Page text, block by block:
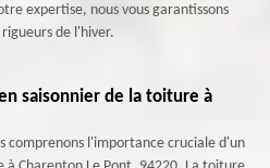
expertise, nous vous garantissons
de l'hiver.
saisonnier de la toiture à
comprenons l'importance cruciale d'un